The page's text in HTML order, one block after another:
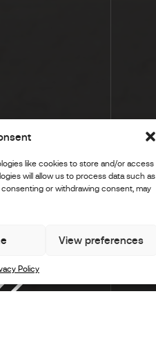
like cookies to store and/or access
will allow us to process data such as
or withdrawing consent, may
View preferences
Policy